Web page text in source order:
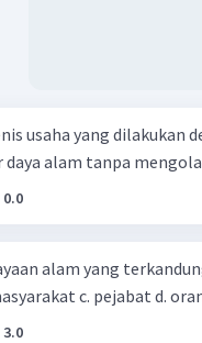
usaha yang dilakukan
daya alam tanpa
0.0
alam yang
c. pejabat d.
3.0